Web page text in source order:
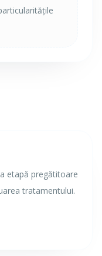
etapă pregătitoare
tratamentului.